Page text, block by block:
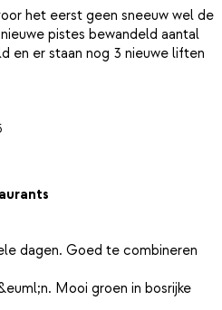
het eerst geen sneeuw wel de
pistes bewandeld aantal
en er staan nog 3 nieuwe liften
dagen. Goed te combineren
Mooi groen in bosrijke